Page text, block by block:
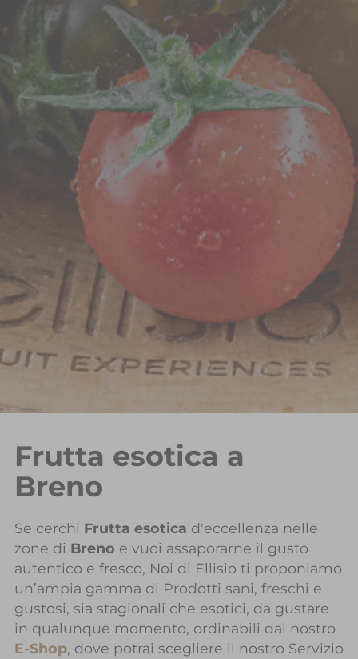
Frutta esotica a
Breno
Se cerchi Frutta esotica d'eccellenza nelle
zone di Breno e vuoi assaporarne il gusto
autentico e fresco, Noi di Ellisio ti proponiamo
un’ampia gamma di Prodotti sani, freschi e
gustosi, sia stagionali che esotici, da gustare
in qualunque momento, ordinabili dal nostro
E-Shop, dove potrai scegliere il nostro Servizio